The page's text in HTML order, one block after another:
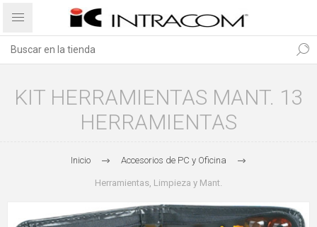
KIT HERRAMIENTAS MANT. 13
HERRAMIENTAS
Inicio Accesorios de PC y Oficina
Herramientas, Limpieza y Mant.